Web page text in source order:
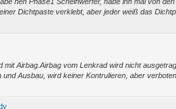
Dichtpaste verklebt, aber jeder weiß das
mit Airbag.Airbag vom Lenkrad wird nicht
und Ausbau, wird keiner Kontrulieren, aber